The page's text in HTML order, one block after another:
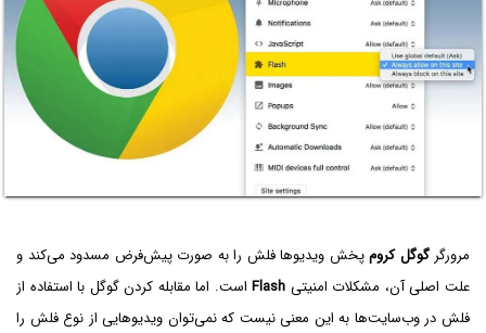
مرورگرگوگل کرومپخش ویدیوها فلش را به صورت پیش‌فرض مسدود می‌کند و
علت اصلی آن، مشکلات امنیتی Flash‌است. اما مقابله کردن گوگل با استفاده از
فلش در وب‌سایت‌ها به این معنی نیست که نمی‌توان ویدیوهایی از نوع فلش را